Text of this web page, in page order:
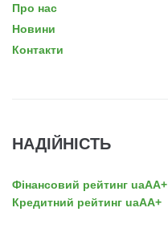
Про нас
Новини
Контакти
НАДІЙНІСТЬ
Фінансовий рейтинг uaAA+
Кредитний рейтинг uaAA+